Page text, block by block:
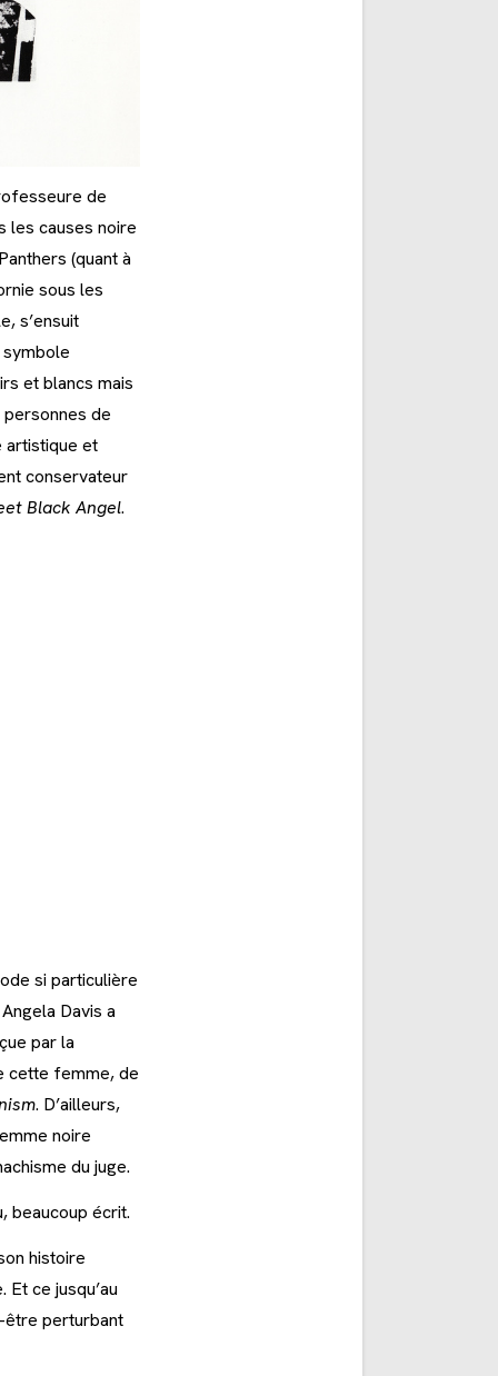
de
les causes noire
(quant à
sous les
s’ensuit
symbole
et blancs mais
de
artistique et
conservateur
Black Angel.
si particulière
Davis a
par la
cette femme, de
. D’ailleurs,
noire
du juge.
beaucoup écrit.
histoire
ce jusqu’au
être perturbant